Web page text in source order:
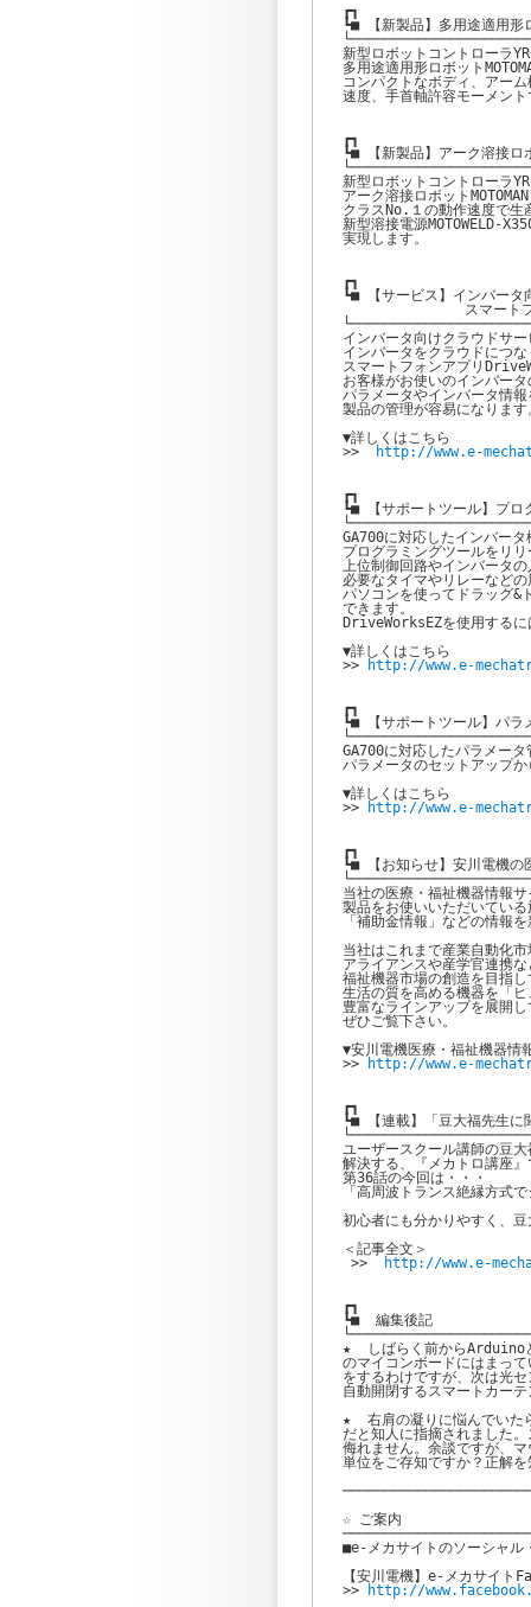
┏┓
┗■ 【新製品】多用途適用形
新型ロボットコントローラ
多用途適用形ロボット
コンパクトなボディ、アー
速度、手首軸許容モーメン
┏┓
┗■ 【新製品】アーク溶接ロ
新型ロボットコントローラ
アーク溶接ロボット
クラスNo.１の動作速度で生
新型溶接電源MOTOWELD-
実現します。
┏┓
┗■ 【サービス】インバー
スマートフォン
インバータ向けクラウドサ
インバータをクラウドにつ
スマートフォンアプリ
お客様がお使いのインバー
パラメータやインバータ情
製品の管理が容易になります
▼詳しくはこちら
>>
http://www.e-
┏┓
┗■ 【サポートツール】プ
GA700に対応したインバー
プログラミングツールをリ
上位制御回路やインバータ
必要なタイマやリレーなど
パソコンを使ってドラッグ&
できます。
DriveWorksEZを使用する
▼詳しくはこちら
>>
http://www.e-
┏┓
┗■ 【サポートツール】パ
GA700に対応したパラメー
パラメータのセットアップ
▼詳しくはこちら
>>
http://www.e-
┏┓
┗■ 【お知らせ】安川電機の
当社の医療・福祉機器情報
製品をお使いいただいてい
「補助金情報」などの情報
当社はこれまで産業自動化
アライアンスや産学官連携
福祉機器市場の創造を目指
生活の質を高める機器を「
豊富なラインアップを展開
ぜひご覧下さい。
▼安川電機医療・福祉機器情
>>
http://www.e-
┏┓
┗■ 【連載】「豆大福先生に
ユーザースクール講師の豆
解決する、『メカトロ講座』
第36話の今回は・・・
「高周波トランス絶縁方式
初心者にも分かりやすく、
＜記事全文＞
>>
http://www.e-
┏┓
┗■  編集後記
★  しばらく前からArduino
のマイコンボードにはまっ
をするわけですが、次は光
自動開閉するスマートカー
★  右肩の凝りに悩んでいた
だと知人に指摘されました
侮れません。余談ですが、
単位をご存知ですか？正解
☆ ご案内
■e-メカサイトのソーシャル
【安川電機】e-メカサイト
>>
http://